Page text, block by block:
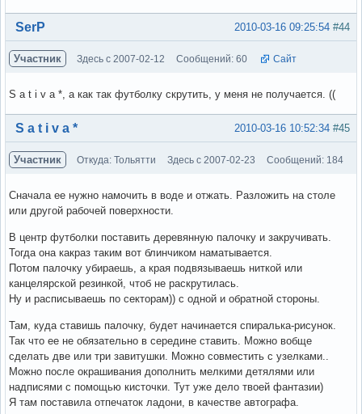
Вне форума #44
2010-03-16 09:25:54
SerP
Участник Здесь с 2007-02-12 Сообщений: 60 Сайт
S a t i v a *, а как так футболку скрутить, у меня не получается. ((
Вне форума #45
2010-03-16 10:52:34
S a t i v a *
Участник Откуда: Тольятти Здесь с 2007-02-23 Сообщений: 184
Сначала ее нужно намочить в воде и отжать. Разложить на столе
или другой рабочей поверхности.
В центр футболки поставить деревянную палочку и закручивать.
Тогда она какраз таким вот блинчиком наматывается.
Потом палочку убираешь, а края подвязываешь ниткой или
канцелярской резинкой, чтоб не раскрутилась.
Ну и расписываешь по секторам)) с одной и обратной стороны.
Там, куда ставишь палочку, будет начинается спиралька-рисунок.
Так что ее не обязательно в середине ставить. Можно вобще
сделать две или три завитушки. Можно совместить с узелками..
Можно после окрашивания дополнить мелкими детялями или
надписями с помощью кисточки. Тут уже дело твоей фантазии)
Я там поставила отпечаток ладони, в качестве автографа.